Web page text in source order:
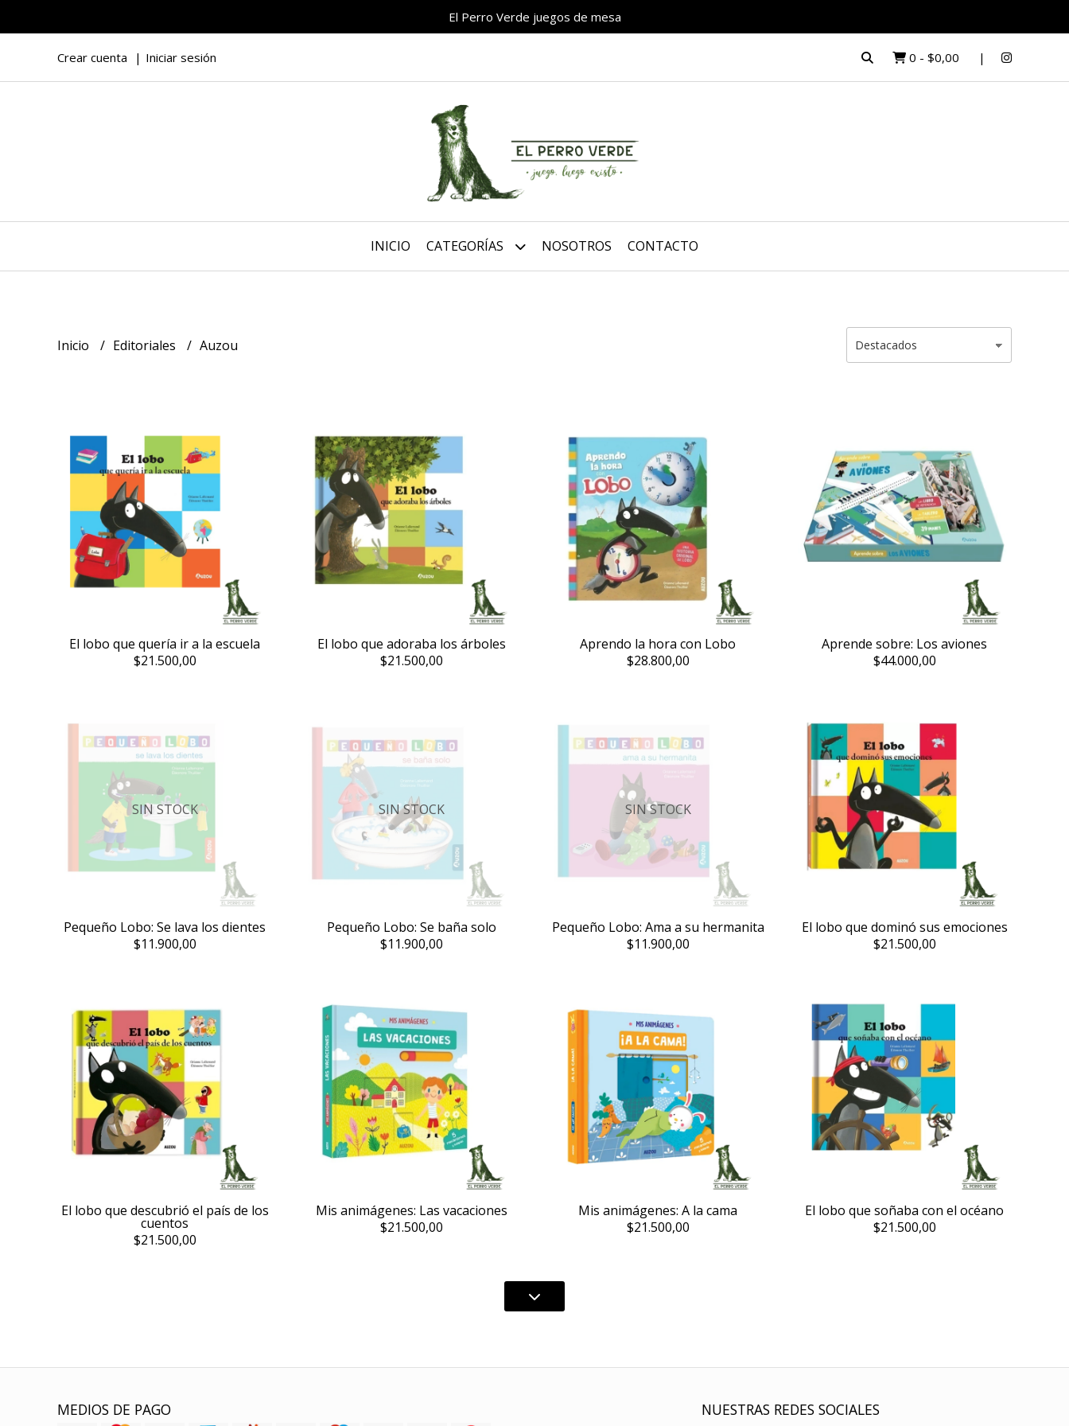
El Perro Verde juegos de mesa
Crear cuenta Iniciar sesión 0 - $0,00
INICIO CATEGORÍAS NOSOTROS CONTACTO
Inicio Editoriales Auzou
El lobo que quería ir a la escuela
$21.500,00
El lobo que adoraba los árboles
$21.500,00
Aprendo la hora con Lobo
$28.800,00
Aprende sobre: Los aviones
$44.000,00
SIN STOCK
Pequeño Lobo: Se lava los dientes
$11.900,00
SIN STOCK
Pequeño Lobo: Se baña solo
$11.900,00
SIN STOCK
Pequeño Lobo: Ama a su hermanita
$11.900,00
El lobo que dominó sus emociones
$21.500,00
El lobo que descubrió el país de los
cuentos
$21.500,00
Mis animágenes: Las vacaciones
$21.500,00
Mis animágenes: A la cama
$21.500,00
El lobo que soñaba con el océano
$21.500,00
MEDIOS DE PAGO NUESTRAS REDES SOCIALES